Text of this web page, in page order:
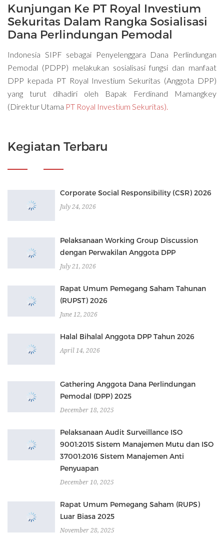
Kunjungan Ke PT Royal Investium
Sekuritas Dalam Rangka Sosialisasi
Dana Perlindungan Pemodal
Indonesia SIPF sebagai Penyelenggara Dana Perlindungan
Pemodal (PDPP) melakukan sosialisasi fungsi dan manfaat
DPP kepada PT Royal Investium Sekuritas (Anggota DPP)
yang turut dihadiri oleh Bapak Ferdinand Mamangkey
(Direktur Utama PT Royal Investium Sekuritas).
Kegiatan Terbaru
Corporate Social Responsibility (CSR) 2026
July 24, 2026
Pelaksanaan Working Group Discussion
dengan Perwakilan Anggota DPP
July 21, 2026
Rapat Umum Pemegang Saham Tahunan
(RUPST) 2026
June 12, 2026
Halal Bihalal Anggota DPP Tahun 2026
April 14, 2026
Gathering Anggota Dana Perlindungan
Pemodal (DPP) 2025
December 18, 2025
Pelaksanaan Audit Surveillance ISO
9001:2015 Sistem Manajemen Mutu dan ISO
37001:2016 Sistem Manajemen Anti
Penyuapan
December 10, 2025
Rapat Umum Pemegang Saham (RUPS)
Luar Biasa 2025
November 28, 2025